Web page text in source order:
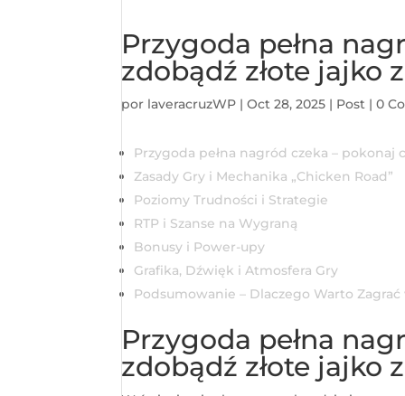
Przygoda pełna
zdobądź złote jajko
por laveracruzWP |Oct 28, 2025 | Post |0
Przygoda pełna nagród czeka – pokonaj
Zasady Gry i Mechanika „Chicken Road”
Poziomy Trudności i Strategie
RTP i Szanse na Wygraną
Bonusy i Power-upy
Grafika, Dźwięk i Atmosfera Gry
Podsumowanie – Dlaczego Warto Zagrać
Przygoda pełna
zdobądź złote jajko